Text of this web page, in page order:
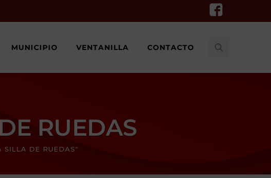
MUNICIPIO VENTANILLA CONTACTO
RUEDAS
SILLA DE RUEDAS"